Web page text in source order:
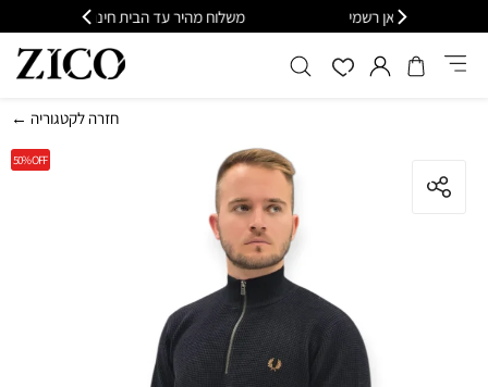
משלוח מהיר עד הבית חינם בקנייה מעל 399
← חזרה לקטגוריה
50%OFF